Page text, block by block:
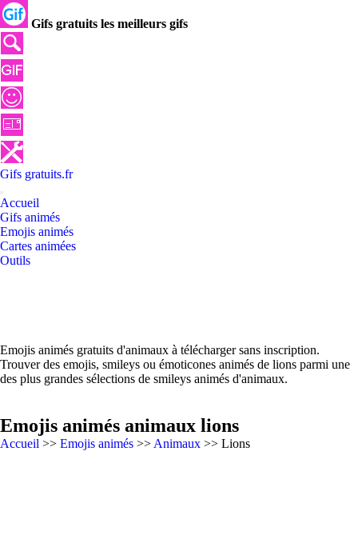
Gifs gratuits les meilleurs gifs
Gifs gratuits.fr
Accueil
Gifs animés
Emojis animés
Cartes animées
Outils
Emojis animés gratuits d'animaux à télécharger sans inscription.
Trouver des emojis, smileys ou émoticones animés de lions parmi une
des plus grandes sélections de smileys animés d'animaux.
Emojis animés animaux lions
Accueil >> Emojis animés >> Animaux >> Lions